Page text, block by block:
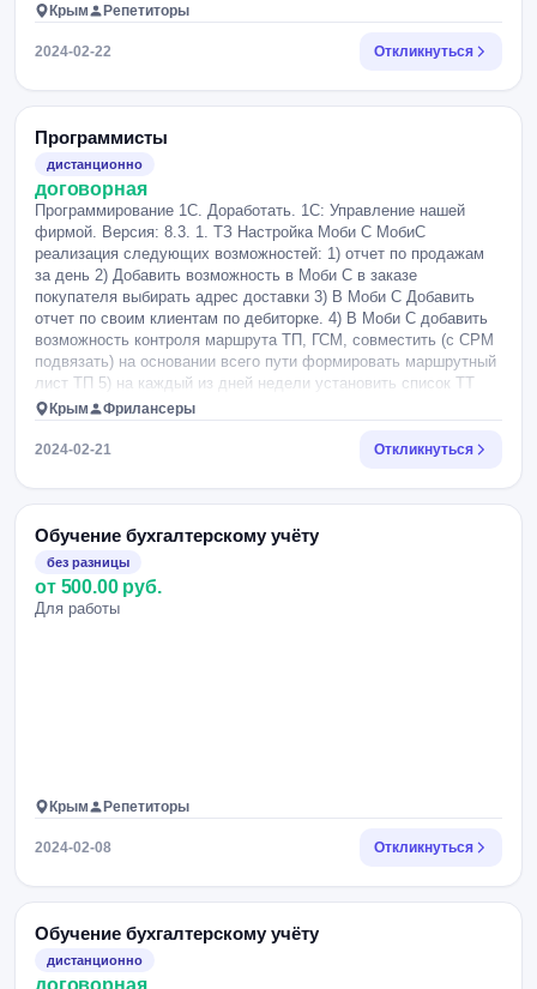
Крым Репетиторы
2024-02-22 Откликнуться
Программисты
дистанционно
договорная
Программирование 1С. Доработать. 1С: Управление нашей
фирмой. Версия: 8.3. 1. ТЗ Настройка Моби С МобиС
реализация следующих возможностей: 1) отчет по продажам
за день 2) Добавить возможность в Моби С в заказе
покупателя выбирать адрес доставки 3) В Моби С Добавить
отчет по своим клиентам по дебиторке. 4) В Моби С добавить
возможность контроля маршрута ТП, ГСМ, совместить (с СРМ
подвязать) на основании всего пути формировать маршрутный
лист ТП 5) на каждый из дней недели установить список ТТ
обязательный к посещению 6) Помошник продаж. При
формировании заказа покупателя, открыто дополнительное
окно в котором подсказка, что контрагент брал ранее. Такой
на редактирование цен. Редактирование цен только с помощью
Крым Фрилансеры
2024-02-21 Откликнуться
Обучение бухгалтерскому учёту
без разницы
от 500.00 руб.
Для работы
Крым Репетиторы
2024-02-08 Откликнуться
Обучение бухгалтерскому учёту
дистанционно
договорная